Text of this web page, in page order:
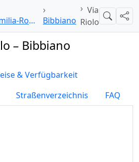
Emilia-Romagna Bibbiano
Via
Riolo
Suche
– Bibbiano
& Verfügbarkeit
Straßenverzeichnis
FAQ